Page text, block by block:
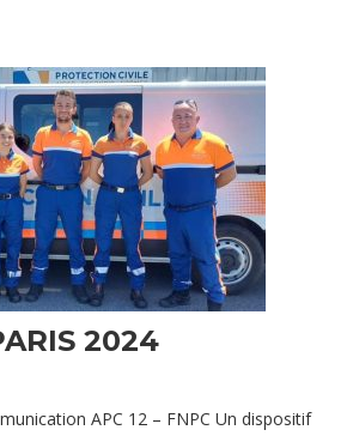
ont été réalisées, et plusieurs
vers un centre hospitalier
contrôle par les Sapeurs-pompiers de
Merci aux organisateurs pour leur
chaque année
2024
APC 12 – FNPC Un dispositif